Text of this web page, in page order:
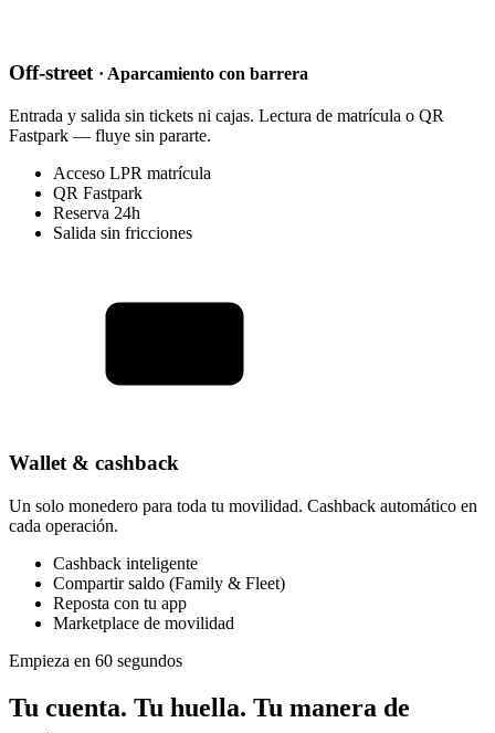
Off-street · Aparcamiento con barrera
Entrada y salida sin tickets ni cajas. Lectura de matrícula o QR
Fastpark — fluye sin pararte.
Acceso LPR matrícula
QR Fastpark
Reserva 24h
Salida sin fricciones
Wallet & cashback
Un solo monedero para toda tu movilidad. Cashback automático en
cada operación.
Cashback inteligente
Compartir saldo (Family & Fleet)
Reposta con tu app
Marketplace de movilidad
Empieza en 60 segundos
Tu cuenta. Tu huella. Tu manera de